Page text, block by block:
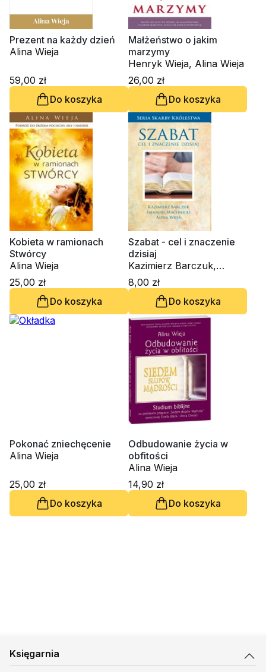
Prezent na każdy dzień
Alina Wieja
59,00 zł
Do koszyka
Małżeństwo o jakim
marzymy
Henryk Wieja, Alina Wieja
26,00 zł
Do koszyka
Kobieta w ramionach
Stwórcy
Alina Wieja
25,00 zł
Do koszyka
Szabat - cel i znaczenie
dzisiaj
Kazimierz Barczuk,
Emanuel Machnicki, Alina
Wieja
8,00 zł
Do koszyka
Pokonać zniechęcenie
Alina Wieja
25,00 zł
Do koszyka
Odbudowanie życia w
obfitości
Alina Wieja
14,90 zł
Do koszyka
Księgarnia